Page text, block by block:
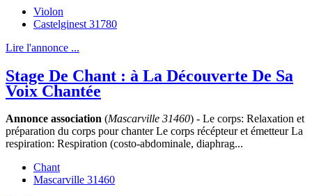
Violon
Castelginest 31780
Lire l'annonce ...
Stage De Chant : à La Découverte De Sa
Voix Chantée
Annonce association (Mascarville 31460) - Le corps: Relaxation et
préparation du corps pour chanter Le corps récépteur et émetteur La
respiration: Respiration (costo-abdominale, diaphrag...
Chant
Mascarville 31460